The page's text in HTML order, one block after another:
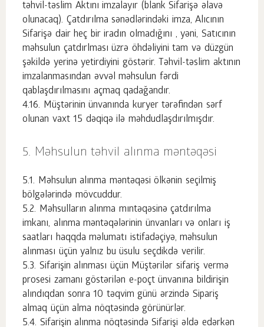
təhvil-təslim Aktını imzalayır (blank Sifarişə əlavə
olunacaq). Çatdırılma sənədlərindəki imza, Alıcının
Sifarişə dair heç bir iradın olmadığını , yəni, Satıcının
məhsulun çatdırlması üzrə öhdəliyini tam və düzgün
şəkildə yerinə yetirdiyini göstərir. Təhvil-təslim aktının
imzalanmasından əvvəl məhsulun fərdi
qablaşdırılmasını açmaq qadağandır.
Müştərinin ünvanında kuryer tərəfindən sərf
olunan vaxt 15 dəqiqə ilə məhdudlaşdırılmışdır.
Məhsulun təhvil alınma məntəqəsi
Məhsulun alınma məntəqəsi ölkənin seçilmiş
bölgələrində mövcuddur.
Məhsulların alınma mıntəqəsinə çatdırılma
imkanı, alınma məntəqələrinin ünvanları və onları iş
saatları haqqda məlumatı istifadəçiyə, məhsulun
alınması üçün yalnız bu üsulu seçdikdə verilir.
Sifarişin alınması üçün Müştərilər sifariş vermə
prosesi zamanı göstərilən e-poçt ünvanına bildirişin
alındıqdan sonra 10 təqvim günü ərzində Sipariş
almaq üçün alma nöqtəsində görünürlər.
Sifarişin alınma nöqtəsində Sifarişi əldə edərkən